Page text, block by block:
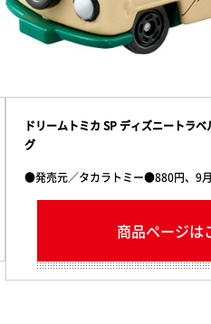
ドリームトミカ SP ディズニートラ
グ
●発売元／タカラトミー●880円、9
商品ページは